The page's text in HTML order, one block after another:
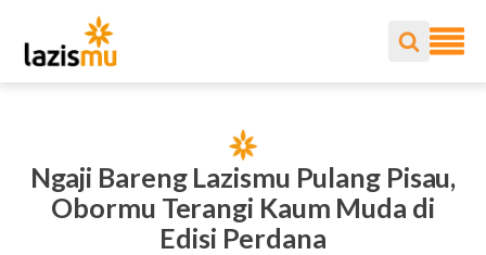
Ngaji Bareng Lazismu Pulang Pisau,
Obormu Terangi Kaum Muda di
Edisi Perdana